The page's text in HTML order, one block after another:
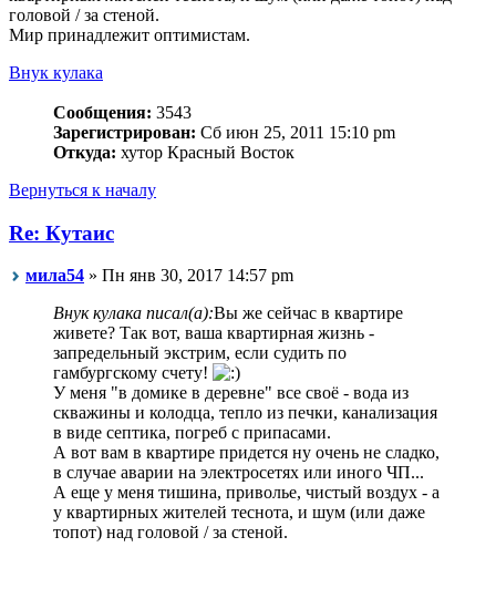
головой / за стеной.
Мир принадлежит оптимистам.
Внук кулака
Сообщения: 3543
Зарегистрирован: Сб июн 25, 2011 15:10 pm
Откуда: хутор Красный Восток
Вернуться к началу
Re: Кутаис
мила54 » Пн янв 30, 2017 14:57 pm
Внук кулака писал(а):Вы же сейчас в квартире
живете? Так вот, ваша квартирная жизнь -
запредельный экстрим, если судить по
гамбургскому счету!
У меня "в домике в деревне" все своё - вода из
скважины и колодца, тепло из печки, канализация
в виде септика, погреб с припасами.
А вот вам в квартире придется ну очень не сладко,
в случае аварии на электросетях или иного ЧП...
А еще у меня тишина, приволье, чистый воздух - а
у квартирных жителей теснота, и шум (или даже
топот) над головой / за стеной.